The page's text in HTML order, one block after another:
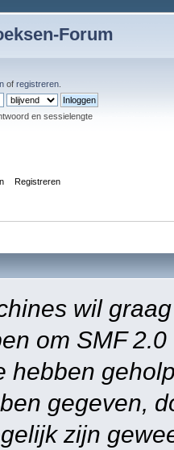
Forum
of registreren
en sessielengte
Registreren
wil
om SMF
hebben
gegeven,
zijn